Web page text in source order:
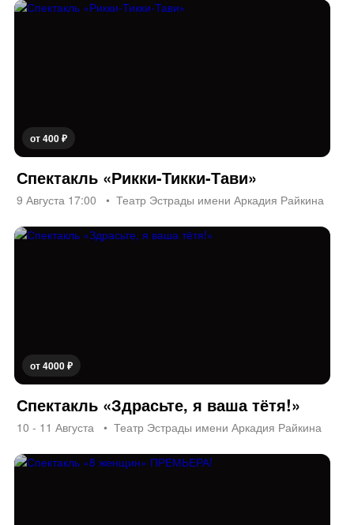
от 400 ₽
Спектакль «Рикки-Тикки-Тави»
9 Августа 17:00 Театр Эстрады имени Аркадия Райкина
от 4000 ₽
Спектакль «Здрасьте, я ваша тётя!»
10 - 11 Августа Театр Эстрады имени Аркадия Райкина